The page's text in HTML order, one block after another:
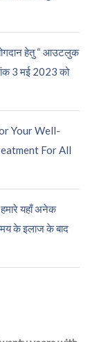
योगदान हेतु “ आउटलुक
3 मई 2023 को
Your Well-
For All
यहाँ अनेक
के इलाज के बाद